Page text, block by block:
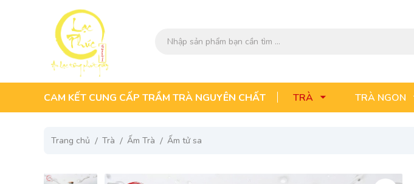
CAM KẾT CUNG CẤP TRẦM TRÀ NGUYÊN CHẤT TRÀ TRÀ NGON
Trang chủ Trà Ấm Trà Ấm tử sa